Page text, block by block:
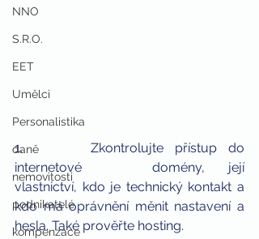
NNO
S.R.O.
EET
Umělci
Personalistika
daně
nemovitosti
podnikatelé
kompenzace
1.      Zkontrolujte přístup do
internetové 	domény, její
vlastnictví, kdo je technický kontakt a
kdo má oprávnění měnit nastavení a
hesla. Také prověřte hosting.